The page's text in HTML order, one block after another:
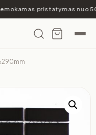
pristatymas nuo